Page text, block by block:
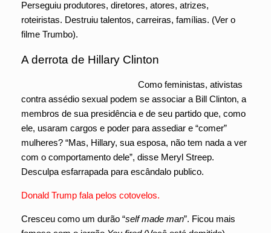
Perseguiu produtores, diretores, atores, atrizes,
roteiristas. Destruiu talentos, carreiras, famílias. (Ver o
filme Trumbo).
A derrota de Hillary Clinton
Como feministas, ativistas
contra assédio sexual podem se associar a Bill Clinton, a
membros de sua presidência e de seu partido que, como
ele, usaram cargos e poder para assediar e “comer”
mulheres? “Mas, Hillary, sua esposa, não tem nada a ver
com o comportamento dele”, disse Meryl Streep.
Desculpa esfarrapada para escândalo publico.
Donald Trump fala pelos cotovelos.
Cresceu como um durão “self made man”. Ficou mais